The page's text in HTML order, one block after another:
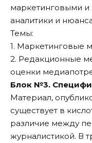
маркетинговыми
аналитики и
Темы:
1. Маркетинговые
2. Редакционные
оценки
Блок №3.
Материал,
существует в
различие между
журналистикой. В